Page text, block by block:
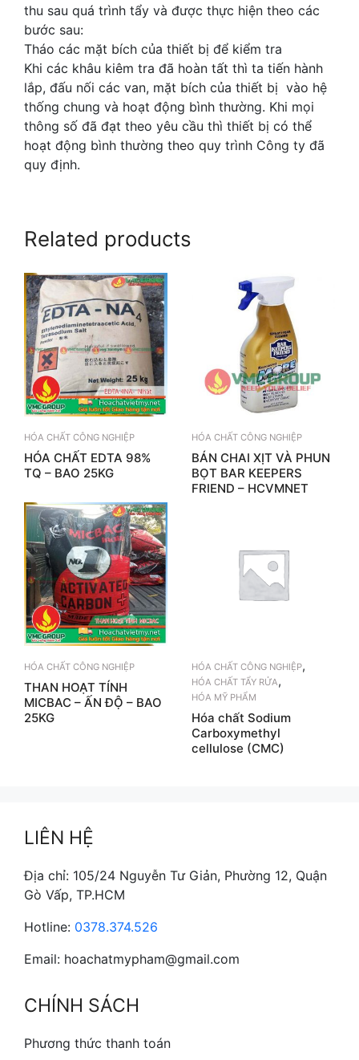
thu sau quá trình tẩy và được thực hiện theo các
bước sau:
Tháo các mặt bích của thiết bị để kiểm tra
Khi các khâu kiêm tra đã hoàn tất thì ta tiến hành
lắp, đấu nối các van, mặt bích của thiết bị vào hệ
thống chung và hoạt động bình thường. Khi mọi
thông số đã đạt theo yêu cầu thì thiết bị có thể
hoạt động bình thường theo quy trình Công ty đã
quy định.
Related products
HÓA CHẤT CÔNG NGHIỆP
HÓA CHẤT EDTA 98%
TQ – BAO 25KG
HÓA CHẤT CÔNG NGHIỆP
BÁN CHAI XỊT VÀ PHUN
BỌT BAR KEEPERS
FRIEND – HCVMNET
HÓA CHẤT CÔNG NGHIỆP
THAN HOẠT TÍNH
MICBAC – ẤN ĐỘ – BAO
25KG
HÓA CHẤT CÔNG NGHIỆP,
HÓA CHẤT TẨY RỬA,
HÓA MỸ PHẨM
Hóa chất Sodium
Carboxymethyl
cellulose (CMC)
LIÊN HỆ
Địa chỉ: 105/24 Nguyễn Tư Giản, Phường 12, Quận
Gò Vấp, TP.HCM
Hotline: 0378.374.526
Email: hoachatmypham@gmail.com
CHÍNH SÁCH
Phương thức thanh toán